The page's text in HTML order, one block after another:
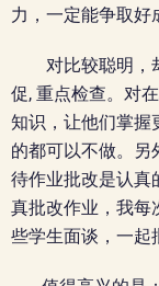
力，一定能争取好
对比较聪明，却
促, 重点检查。对
知识，让他们掌握
的都可以不做。另
待作业批改是认真
真批改作业，我每
些学生面谈，一起